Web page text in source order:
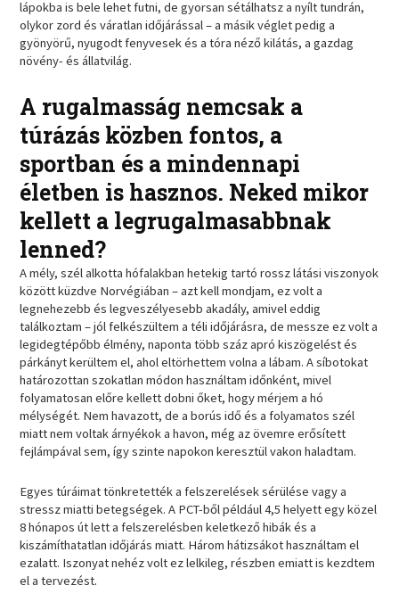
lápokba is bele lehet futni, de gyorsan sétálhatsz a nyílt tundrán,
olykor zord és váratlan időjárással – a másik véglet pedig a
gyönyörű, nyugodt fenyvesek és a tóra néző kilátás, a gazdag
növény- és állatvilág.
A rugalmasság nemcsak a
túrázás közben fontos, a
sportban és a mindennapi
életben is hasznos. Neked mikor
kellett a legrugalmasabbnak
lenned?
A mély, szél alkotta hófalakban hetekig tartó rossz látási viszonyok
között küzdve Norvégiában – azt kell mondjam, ez volt a
legnehezebb és legveszélyesebb akadály, amivel eddig
találkoztam – jól felkészültem a téli időjárásra, de messze ez volt a
legidegtépőbb élmény, naponta több száz apró kiszögelést és
párkányt kerültem el, ahol eltörhettem volna a lábam. A síbotokat
határozottan szokatlan módon használtam időnként, mivel
folyamatosan előre kellett dobni őket, hogy mérjem a hó
mélységét. Nem havazott, de a borús idő és a folyamatos szél
miatt nem voltak árnyékok a havon, még az övemre erősített
fejlámpával sem, így szinte napokon keresztül vakon haladtam.
Egyes túráimat tönkretették a felszerelések sérülése vagy a
stressz miatti betegségek. A PCT-ből például 4,5 helyett egy közel
8 hónapos út lett a felszerelésben keletkező hibák és a
kiszámíthatatlan időjárás miatt. Három hátizsákot használtam el
ezalatt. Iszonyat nehéz volt ez lelkileg, részben emiatt is kezdtem
el a tervezést.